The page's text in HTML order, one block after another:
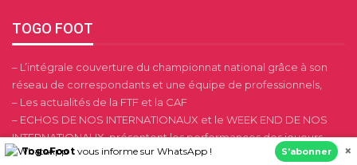
TOGO FOOT
– L’intégrale couverture du championnat national grâce à son
réseau de correspondants et une équipe de professionnels,
– Les actualités de la FTF et la CAF
– ECHOS DE NOS INTERNATIONAUX et le WEEK END DE NOS
INTERNATIONAUX, présentent les performances des joueurs
togolais évoluant à l’étranger,
TogoFoot vous informe sur WhatsApp ! S’abonner ×